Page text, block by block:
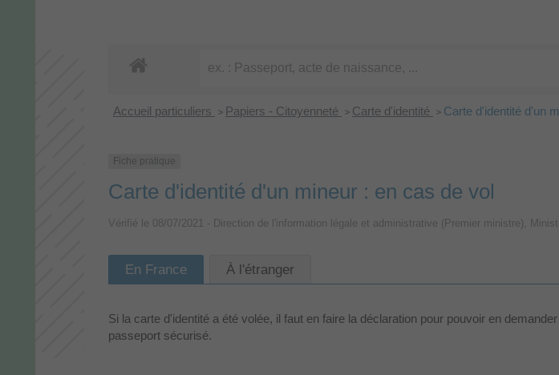
Accueil particuliers > Papiers - Citoyenneté > Carte d'identité > Carte d'identité d'un
Fiche pratique
Carte d'identité d'un mineur : en cas de vol
Vérifié le 08/07/2021 - Direction de l'information légale et administrative (Premier ministre),
En France À l'étranger
Si la carte d'identité a été volée, il faut en faire la déclaration pour pouvoir en
passeport sécurisé.